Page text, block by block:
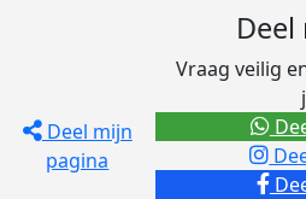
Deel mijn
pagina
Vraag veilig